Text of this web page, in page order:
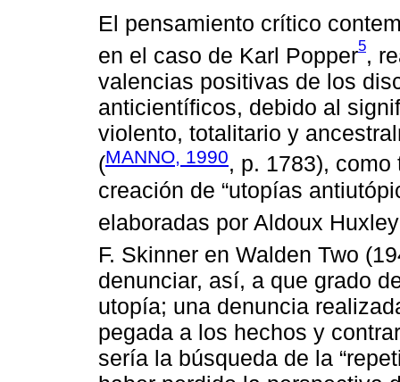
El pensamiento crítico
en el caso de Karl Popper5,
valencias positivas de los
anticientíficos, debido al
violento, totalitario y
(MANNO, 1990, p. 1783),
creación de “utopías
elaboradas por Aldoux
F. Skinner en Walden Two
denunciar, así, a que grado
utopía; una denuncia
pegada a los hechos y
sería la búsqueda de la